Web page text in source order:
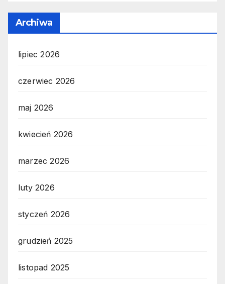
Archiwa
lipiec 2026
czerwiec 2026
maj 2026
kwiecień 2026
marzec 2026
luty 2026
styczeń 2026
grudzień 2025
listopad 2025